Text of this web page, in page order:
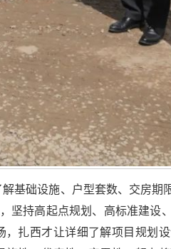
基础设施、户型套数、交房期
坚持高起点规划、高标准建设
扎西才让详细了解项目规划